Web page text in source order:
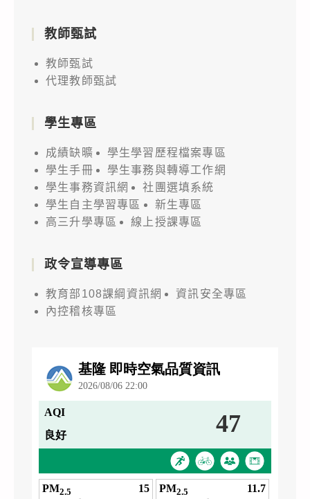
教師甄試
教師甄試
代理教師甄試
學生專區
成績缺曠
學生學習歷程檔案專區
學生手冊
學生事務與轉導工作網
學生事務資訊網
社團選填系統
學生自主學習專區
新生專區
高三升學專區
線上授課專區
政令宣導專區
教育部108課綱資訊網
資訊安全專區
內控稽核專區